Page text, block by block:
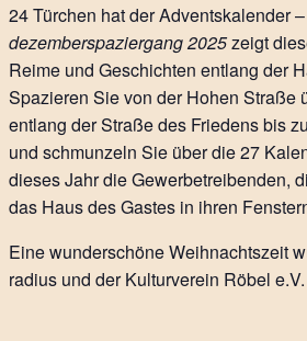
24 Türchen hat der Adventskalender
dezemberspaziergang 2025zeigt
Reime und Geschichten entlang der
Spazieren Sie von der Hohen Straße
entlang der Straße des Friedens bis
und schmunzeln Sie über die 27
dieses Jahr die Gewerbetreibenden,
das Haus des Gastes in ihren
Eine wunderschöne Weihnachtszeit
radius und der Kulturverein Röbel e.V.